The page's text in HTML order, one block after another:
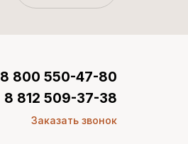
8 800 550-47-80
8 812 509-37-38
Заказать звонок